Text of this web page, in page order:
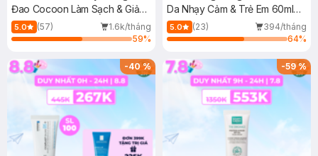
Đao Cocoon Làm Sạch & Giảm
Dầu 500ml
5.0 (57)
1.6k/tháng
59%
Da Nhạy Cảm & Trẻ Em 60ml
(Mới)
5.0 (23)
394/tháng
64%
-40% -59%